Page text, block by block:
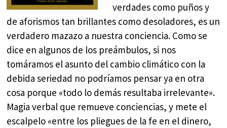
verdades como puños y
de aforismos tan brillantes como desoladores, es un
verdadero mazazo a nuestra conciencia. Como se
dice en algunos de los preámbulos, si nos
tomáramos el asunto del cambio climático con la
debida seriedad no podríamos pensar ya en otra
cosa porque «todo lo demás resultaba irrelevante».
Magia verbal que remueve conciencias, y mete el
escalpelo «entre los pliegues de la fe en el dinero,